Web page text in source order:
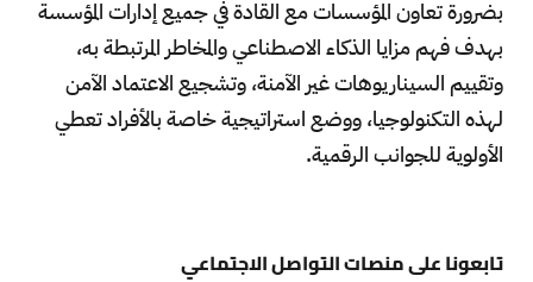
بضرورة تعاون المؤسسات مع القادة في جميع إدارات المؤسسة
بهدف فهم مزايا الذكاء الاصطناعي والمخاطر المرتبطة به،
وتقييم السيناريوهات غير الآمنة، وتشجيع الاعتماد الآمن
لهذه التكنولوجيا، ووضع استراتيجية خاصة بالأفراد تعطي
الأولوية للجوانب الرقمية.
تابعونا على منصات التواصل الاجتماعي